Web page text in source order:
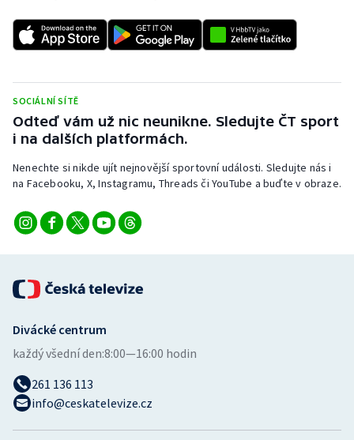
Short track
Sportovní střelba
Stolní tenis
Triatlon
Veslování
Ostatní
SOCIÁLNÍ SÍTĚ
Odteď vám už nic neunikne. Sledujte ČT sport
i na dalších platformách.
Nenechte si nikde ujít nejnovější sportovní události. Sledujte nás i
na Facebooku, X, Instagramu, Threads či YouTube a buďte v obraze.
Divácké centrum
každý všední den:8:00—16:00 hodin
261 136 113
info@ceskatelevize.cz